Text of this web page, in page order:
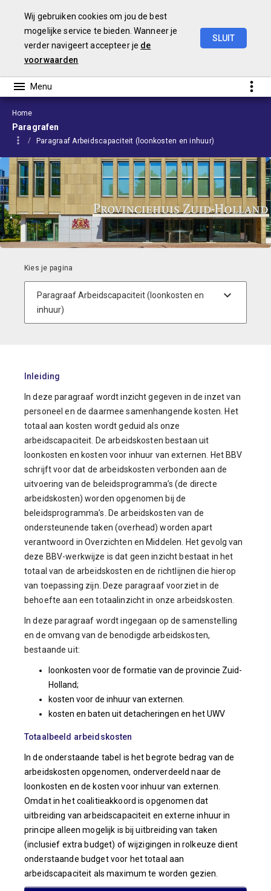
Wij gebruiken cookies om jou de best
mogelijke service te bieden. Wanneer je
verder navigeert accepteer je de
voorwaarden
SLUIT
Home
Paragrafen
Paragraaf Arbeidscapaciteit (loonkosten en inhuur)
Inleiding
In deze paragraaf wordt inzicht gegeven in de inzet van
personeel en de daarmee samenhangende kosten. Het
totaal aan kosten wordt geduid als onze
arbeidscapaciteit. De arbeidskosten bestaan uit
loonkosten en kosten voor inhuur van externen. Het BBV
schrijft voor dat de arbeidskosten verbonden aan de
uitvoering van de beleidsprogramma’s (de directe
arbeidskosten) worden opgenomen bij de
beleidsprogramma’s. De arbeidskosten van de
ondersteunende taken (overhead) worden apart
verantwoord in Overzichten en Middelen. Het gevolg van
deze BBV-werkwijze is dat geen inzicht bestaat in het
totaal van de arbeidskosten en de richtlijnen die hierop
van toepassing zijn. Deze paragraaf voorziet in de
behoefte aan een totaalinzicht in onze arbeidskosten.
In deze paragraaf wordt ingegaan op de samenstelling
en de omvang van de benodigde arbeidskosten,
bestaande uit:
loonkosten voor de formatie van de provincie Zuid-
Holland;
kosten voor de inhuur van externen.
kosten en baten uit detacheringen en het UWV
Totaalbeeld arbeidskosten
In de onderstaande tabel is het begrote bedrag van de
arbeidskosten opgenomen, onderverdeeld naar de
loonkosten en de kosten voor inhuur van externen.
Omdat in het coalitieakkoord is opgenomen dat
uitbreiding van arbeidscapaciteit en externe inhuur in
principe alleen mogelijk is bij uitbreiding van taken
(inclusief extra budget) of wijzigingen in rolkeuze dient
onderstaande budget voor het totaal aan
arbeidscapaciteit als maximum te worden gezien.